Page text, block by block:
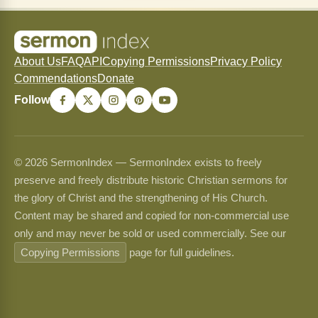
About UsFAQAPI Copying PermissionsPrivacy Policy
CommendationsDonate
Follow
© 2026 SermonIndex — SermonIndex exists to freely
preserve and freely distribute historic Christian sermons for
the glory of Christ and the strengthening of His Church.
Content may be shared and copied for non-commercial use
only and may never be sold or used commercially. See our
Copying Permissions
page for full guidelines.